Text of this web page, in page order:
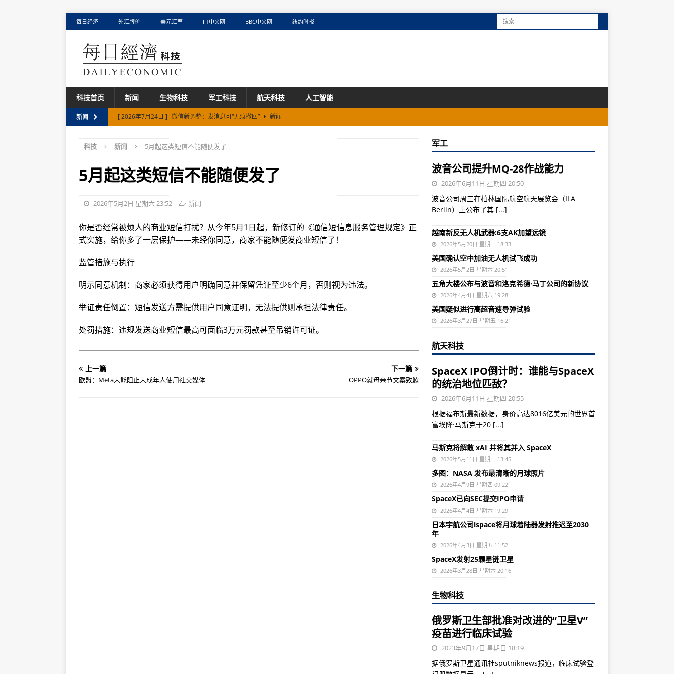
每日经济 外汇牌价 美元汇率 FT中文网 BBC中文网 纽约时报
科技首页 新闻 生物科技 军工科技 航天科技 人工智能
新闻 [ 2026年7月24日 ] 微信新调整：发消息可“无痕撤回”
新闻
[ 2026年7月30日 ] 豪雅超乐学vs蔡司小瞳堡：12个月临床数据深度对比，眼轴控制率差距有多大？
科技 新闻 5月起这类短信不能随便发了
5月起这类短信不能随便发了
2026年5月2日 星期六 23:52 新闻
你是否经常被烦人的商业短信打扰？从今年5月1日起，新修订的《通信短信息服务管理规定》正
式实施，给你多了一层保护——未经你同意，商家不能随便发商业短信了！‌‌
监管措施与执行
‌明示同意机制‌：商家必须获得用户明确同意并保留凭证至少6个月，否则视为违法。‌‌
‌举证责任倒置‌：短信发送方需提供用户同意证明，无法提供则承担法律责任。‌‌
‌处罚措施‌：违规发送商业短信最高可面临3万元罚款甚至吊销许可证。‌‌
上一篇
欧盟：Meta未能阻止未成年人使用社交媒体
下一篇
OPPO就母亲节文案致歉
军工
波音公司提升MQ-28作战能力
2026年6月11日 星期四 20:50
波音公司周三在柏林国际航空航天展览会（ILA
Berlin）上公布了其 [...]
越南新反无人机武器:6支AK加望远镜
2026年5月20日 星期三 18:33
美国确认空中加油无人机试飞成功
2026年5月2日 星期六 20:51
五角大楼公布与波音和洛克希德·马丁公司的新协议
2026年4月4日 星期六 19:28
美国疑似进行高超音速导弹试验
2026年3月27日 星期五 16:21
航天科技
SpaceX IPO倒计时：谁能与SpaceX
的统治地位匹敌？
2026年6月11日 星期四 20:55
根据福布斯最新数据，身价高达8016亿美元的世界首
富埃隆·马斯克于20 [...]
马斯克将解散 xAI 并将其并入 SpaceX
2026年5月11日 星期一 13:45
多图：NASA 发布最清晰的月球照片
2026年4月9日 星期四 09:22
SpaceX已向SEC提交IPO申请
2026年4月4日 星期六 19:29
日本宇航公司ispace将月球着陆器发射推迟至2030
年
2026年4月3日 星期五 11:52
SpaceX发射25颗星链卫星
2026年3月28日 星期六 20:16
生物科技
俄罗斯卫生部批准对改进的“卫星V”
疫苗进行临床试验
2023年9月17日 星期日 18:19
据俄罗斯卫星通讯社sputniknews报道，临床试验登